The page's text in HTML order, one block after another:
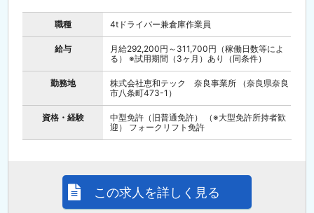
職種 4tドライバー兼倉庫作業員
給与
月給292,200円～311,700円（稼働日数等によ
る） ※試用期間（3ヶ月）あり（同条件）
勤務地
株式会社恵和テック 奈良事業所 （奈良県奈良
市八条町473-1）
資格・経験
中型免許（旧普通免許） （※大型免許所持者歓
迎） フォークリフト免許
この求人を詳しく見る